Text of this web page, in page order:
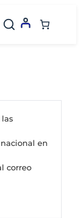
en
correo